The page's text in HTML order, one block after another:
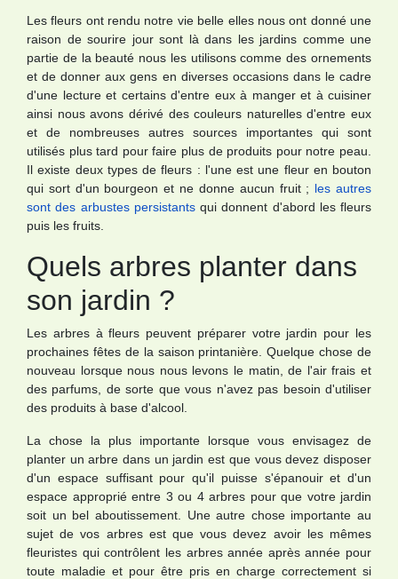
Les fleurs ont rendu notre vie belle elles nous ont donné une
raison de sourire jour sont là dans les jardins comme une
partie de la beauté nous les utilisons comme des ornements
et de donner aux gens en diverses occasions dans le cadre
d'une lecture et certains d'entre eux à manger et à cuisiner
ainsi nous avons dérivé des couleurs naturelles d'entre eux
et de nombreuses autres sources importantes qui sont
utilisés plus tard pour faire plus de produits pour notre peau.
Il existe deux types de fleurs : l'une est une fleur en bouton
qui sort d'un bourgeon et ne donne aucun fruit ; les autres
sont des arbustes persistantsqui donnent d'abord les fleurs
puis les fruits.
Quels arbres planter dans
son jardin ?
Les arbres à fleurs peuvent préparer votre jardin pour les
prochaines fêtes de la saison printanière. Quelque chose de
nouveau lorsque nous nous levons le matin, de l'air frais et
des parfums, de sorte que vous n'avez pas besoin d'utiliser
des produits à base d'alcool.
La chose la plus importante lorsque vous envisagez de
planter un arbre dans un jardin est que vous devez disposer
d'un espace suffisant pour qu'il puisse s'épanouir et d'un
espace approprié entre 3 ou 4 arbres pour que votre jardin
soit un bel aboutissement. Une autre chose importante au
sujet de vos arbres est que vous devez avoir les mêmes
fleuristes qui contrôlent les arbres année après année pour
toute maladie et pour être pris en charge correctement si